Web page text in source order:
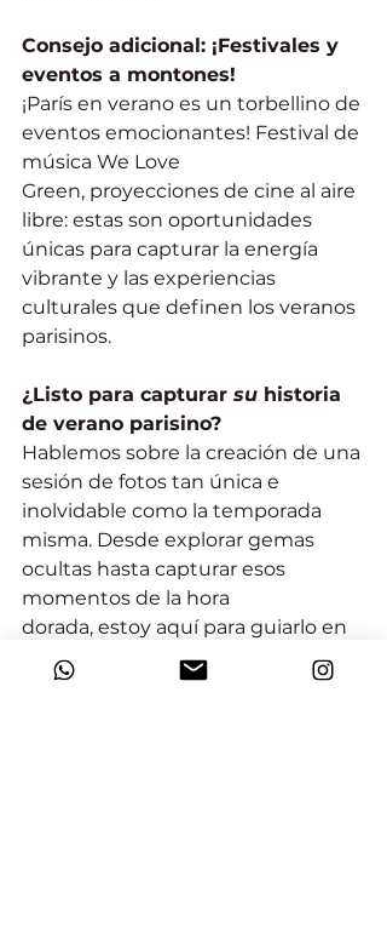
Consejo adicional: ¡Festivales y
eventos a montones!
¡París en verano es un torbellino de
eventos emocionantes! Festival de
música We Love
Green, proyecciones de cine al aire
libre: estas son oportunidades
únicas para capturar la energía
vibrante y las experiencias
culturales que definen los veranos
parisinos.
¿Listo para capturar su historia
de verano parisino?
Hablemos sobre la creación de una
sesión de fotos tan única e
inolvidable como la temporada
misma. Desde explorar gemas
ocultas hasta capturar esos
momentos de la hora
dorada, estoy aquí para guiarlo en
cada paso del
camino. Contácteme hoy mismo y